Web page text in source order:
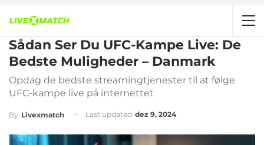
Sådan Ser Du UFC-Kampe Live: De
Bedste Muligheder – Danmark
Opdag de bedste streamingtjenester til at følge
UFC-kampe live på internettet
By Livexmatch Last updated dez 9, 2024